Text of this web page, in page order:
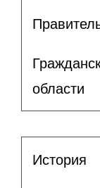
области
История